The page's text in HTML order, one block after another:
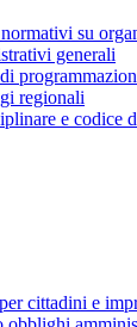
su
generali
regionali
e codice
cittadini e